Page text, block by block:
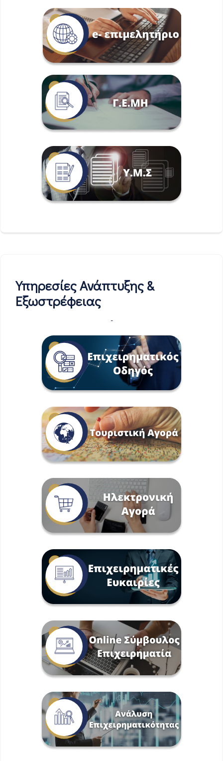
Υπηρεσίες Ανάπτυξης &
Εξωστρέφειας
-